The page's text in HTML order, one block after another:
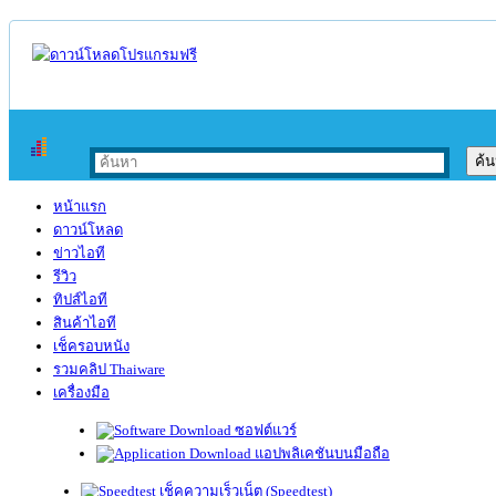
หน้าแรก
ดาวน์โหลด
ข่าวไอที
รีวิว
ทิปส์ไอที
สินค้าไอที
เช็ครอบหนัง
รวมคลิป Thaiware
เครื่องมือ
ซอฟต์แวร์
แอปพลิเคชันบนมือถือ
เช็คความเร็วเน็ต (Speedtest)